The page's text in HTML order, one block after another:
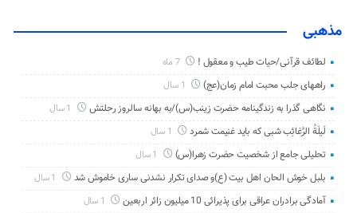
مذهبی
لطائف قرآنی/حیات طیب و معقول ! 7 ماه
راههای جلب محبت امام زمان(عج)
نگاهی گذرا به زندگینامه حضرت زینب(س)/به بهانه سالروز رحلتش
لَیلَةُ الرَّغائِب شبی که باید غنیمت شمرد
تحلیلی جامع از شخصیت حضرت زهرا(س)
بلبل خوش الحان اهل بیت (ع)و صدای تکرار نشدنی ساری خاموش شد
آمادگی برادران عراقی برای پذیرائی 10 میلیون زائر اربعین